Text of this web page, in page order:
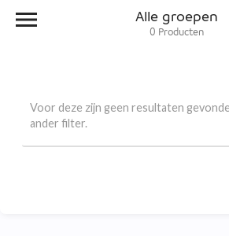
Alle groepen
0 Producten
Voor deze zijn geen resultaten
ander filter.